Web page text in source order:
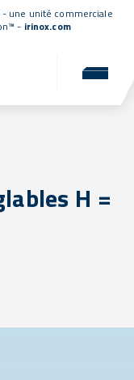
- une unité commerciale
- irinox.com
H =